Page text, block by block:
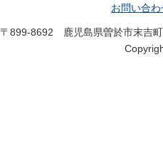
お問い合
〒899-8692 鹿児島県曽於市末